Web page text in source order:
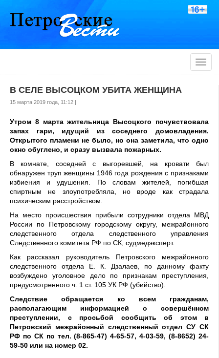
Toggle
В СЕЛЕ ВЫСОЦКОМ УБИТА ЖЕНЩИНА
15 марта 2019 года, 11:12 |
Утром 8 марта жительница Высоцкого почувствовала
запах гари, идущий из соседнего домовладения.
Открытого пламени не было, но она заметила, что одно
окно обуглено, и сразу вызвала пожарных.
В комнате, соседней с выгоревшей, на кровати был
обнаружен труп женщины 1946 года рождения с признаками
избиения и удушения. По словам жителей, погибшая
спиртным не злоупотребляла, но вроде как страдала
психическим расстройством.
На место происшествия прибыли сотрудники отдела МВД
России по Петровскому городскому округу, межрайонного
следственного отдела следственного управления
Следственного комитета РФ по СК, судмедэксперт.
Как рассказал руководитель Петровского межрайонного
следственного отдела Е. К. Дзалаев, по данному факту
возбуждено уголовное дело по признакам преступления,
предусмотренного ч. 1 ст. 105 УК РФ (убийство).
Следствие обращается ко всем гражданам,
располагающим информацией о совершённом
преступлении, с просьбой сообщить об этом в
Петровский межрайонный следственный отдел СУ СК
РФ по СК по тел. (8-865-47) 4-65-57, 4-03-59, (8-8652) 24-
59-50 или на номер 02.